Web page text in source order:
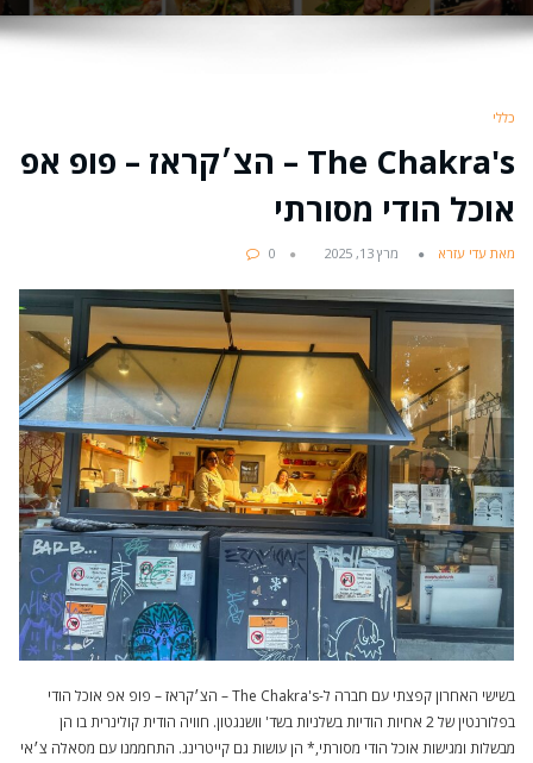
כללי
The Chakra's – הצ׳קראז – פופ אפ
אוכל הודי מסורתי
מאת עדי עזרא מרץ 13, 2025 0
בשישי האחרון קפצתי עם חברה ל-The Chakra's – הצ׳קראז – פופ אפ אוכל הודי
בפלורנטין של 2 אחיות הודיות בשלניות בשד' וושנגטון. חוויה הודית קולינרית בו הן
מבשלות ומגישות אוכל הודי מסורתי,* הן עושות גם קייטרינג. ⁠התחממנו עם מסאלה צ׳אי